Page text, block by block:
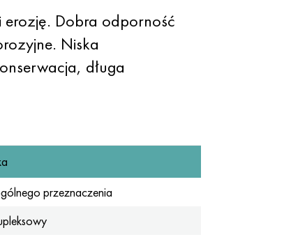
erozję. Dobra odporność
Niska
długa
przeznaczenia